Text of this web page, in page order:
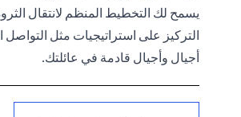
يسمح لك التخطيط المنظم لانتقال
التركيز على استراتيجيات مثل التواصل
أجيال وأجيال قادمة في عائلتك.